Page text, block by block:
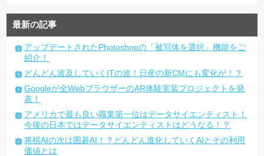
最新の記事
アップデートされたPhotoshopの「被写体を選択」機能をご
紹介！
どんどん波及していくITの波！日産の新CMにも変化が！？
Googleが全WebブラウザーのAR体験実装プロジェクトを発
表！
アメリカで最も良い職業第一位はデータサイエンティスト！
今後の日本ではデータサイエンティストはどうなる！？
将棋AIの次は囲碁AI！？どんどん進化していくAIとその利用
価値とは